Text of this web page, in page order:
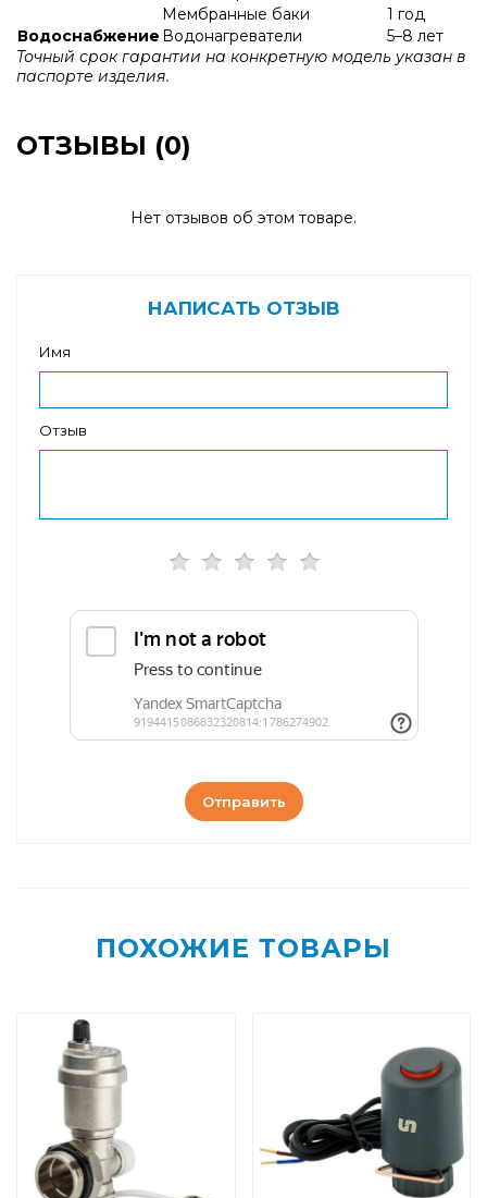
Мембранные баки
1 год
Водоснабжение Водонагреватели
5–8 лет
Точный срок гарантии на конкретную модель указан в
паспорте изделия.
ОТЗЫВЫ (0)
Нет отзывов об этом товаре.
НАПИСАТЬ ОТЗЫВ
Имя
Отзыв
Отправить
ПОХОЖИЕ ТОВАРЫ